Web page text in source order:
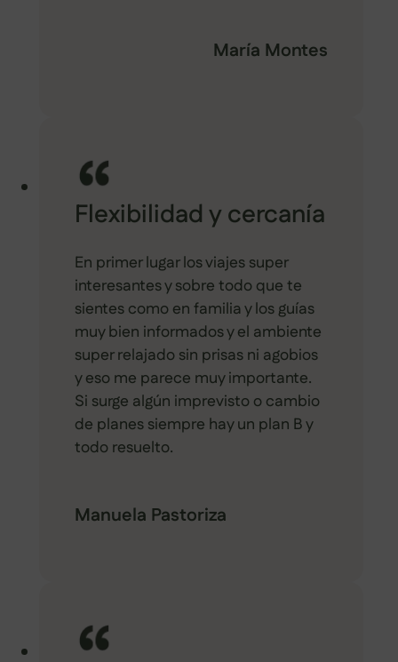
María Montes
Flexibilidad y cercanía
En primer lugar los viajes super
interesantes y sobre todo que te
sientes como en familia y los guías
muy bien informados y el ambiente
super relajado sin prisas ni agobios
y eso me parece muy importante.
Si surge algún imprevisto o cambio
de planes siempre hay un plan B y
todo resuelto.
Manuela Pastoriza